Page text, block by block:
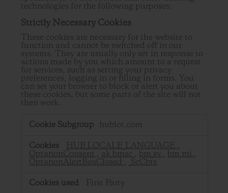
technologies for the following purposes:
Strictly Necessary Cookies
These cookies are necessary for the website to
function and cannot be switched off in our
systems. They are usually only set in response to
actions made by you which amount to a request
for services, such as setting your privacy
preferences, logging in or filling in forms. You
can set your browser to block or alert you about
these cookies, but some parts of the site will not
then work.
Strictly
Necessary
hublot.com
HUB_LOCALE_LANGUAGE ,
OptanonConsent , ak_bmsc , bm_sv , bm_mi ,
OptanonAlertBoxClosed , _ScCbts
First Party